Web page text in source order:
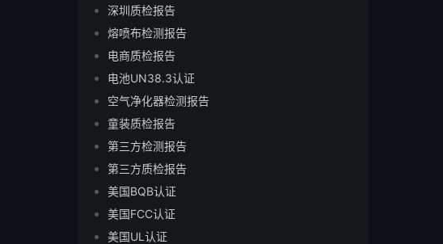
深圳质检报告
熔喷布检测报告
电商质检报告
电池UN38.3认证
空气净化器检测报告
童装质检报告
第三方检测报告
第三方质检报告
美国BQB认证
美国FCC认证
美国UL认证